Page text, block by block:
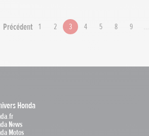
Précédent 1 2 3 4 5 8 9 …
Honda
News
Motos